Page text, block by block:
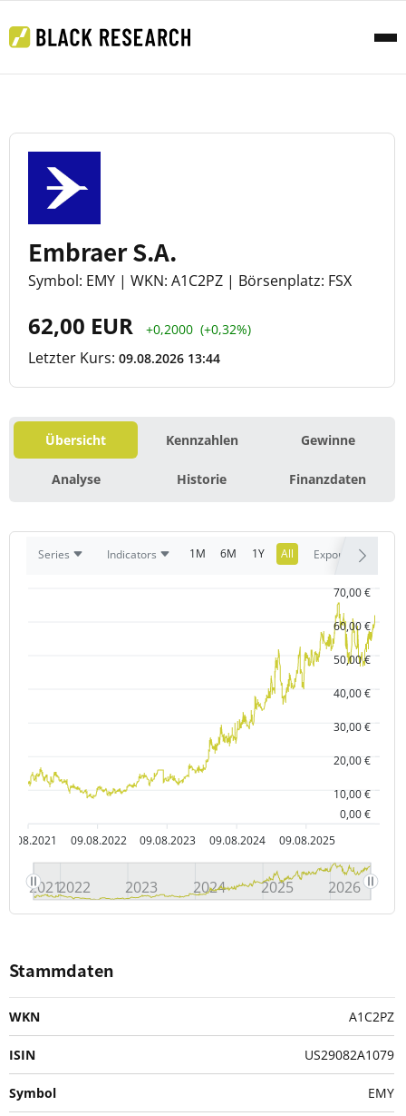
Embraer S.A.
Symbol: EMY | WKN: A1C2PZ | Börsenplatz: FSX
62,00 EUR +0,2000 (+0,32%)
Letzter Kurs: 09.08.2026 13:44
Übersicht Kennzahlen Gewinne
Analyse Historie Finanzdaten
Series Indicators 1M 6M 1Y All Export
09.08.2021 09.08.2022 09.08.2023 09.08.2024 09.08.2025
0,00 €
10,00 €
20,00 €
30,00 €
40,00 €
50,00 €
60,00 €
70,00 €
20212022 2023 2024 2025 2026
Stammdaten
WKN A1C2PZ
ISIN US29082A1079
Symbol EMY